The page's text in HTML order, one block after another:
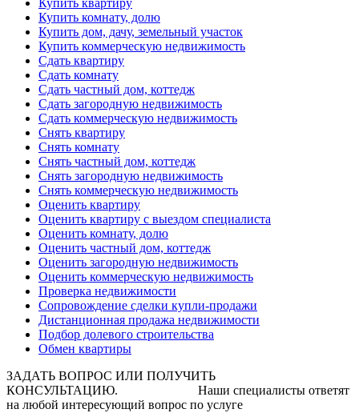
Купить квартиру
Купить комнату, долю
Купить дом, дачу, земельный участок
Купить коммерческую недвижимость
Сдать квартиру
Сдать комнату
Сдать частный дом, коттедж
Сдать загородную недвижимость
Сдать коммерческую недвижимость
Снять квартиру
Снять комнату
Снять частный дом, коттедж
Снять загородную недвижимость
Снять коммерческую недвижимость
Оценить квартиру
Оценить квартиру с выездом специалиста
Оценить комнату, долю
Оценить частный дом, коттедж
Оценить загородную недвижимость
Оценить коммерческую недвижимость
Проверка недвижимости
Сопровождение сделки купли-продажи
Дистанционная продажа недвижимости
Подбор долевого строительства
Обмен квартиры
ЗАДАТЬ ВОПРОС ИЛИ ПОЛУЧИТЬ
КОНСУЛЬТАЦИЮ. Наши специалисты ответят
на любой интересующий вопрос по услуге